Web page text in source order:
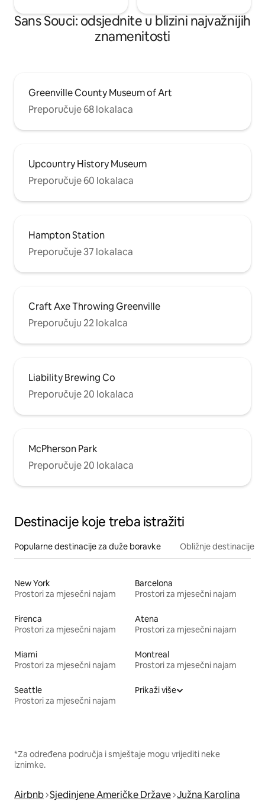
Sans Souci: odsjednite u blizini najvažnijih
znamenitosti
Greenville County Museum of Art
Preporučuje 68 lokalaca
Upcountry History Museum
Preporučuje 60 lokalaca
Hampton Station
Preporučuje 37 lokalaca
Craft Axe Throwing Greenville
Preporučuju 22 lokalca
Liability Brewing Co
Preporučuje 20 lokalaca
McPherson Park
Preporučuje 20 lokalaca
Destinacije koje treba istražiti
Popularne destinacije za duže boravke Obližnje destinacije
New York
Prostori za mjesečni najam
Barcelona
Prostori za mjesečni najam
Firenca
Prostori za mjesečni najam
Atena
Prostori za mjesečni najam
Miami
Prostori za mjesečni najam
Montreal
Prostori za mjesečni najam
Seattle
Prostori za mjesečni najam
Prikaži više
*Za određena područja i smještaje mogu vrijediti neke
iznimke.
Airbnb Sjedinjene Američke Države Južna Karolina